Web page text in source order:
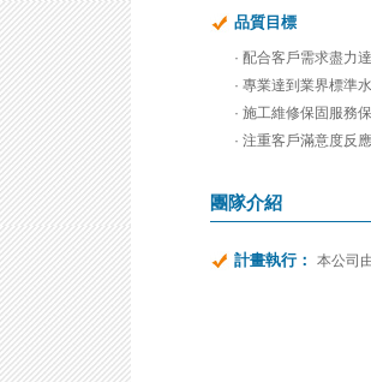
品質目標
· 配合客戶需求盡力
· 專業達到業界標準
· 施工維修保固服務
· 注重客戶滿意度反
團隊介紹
計畫執行： 本公司